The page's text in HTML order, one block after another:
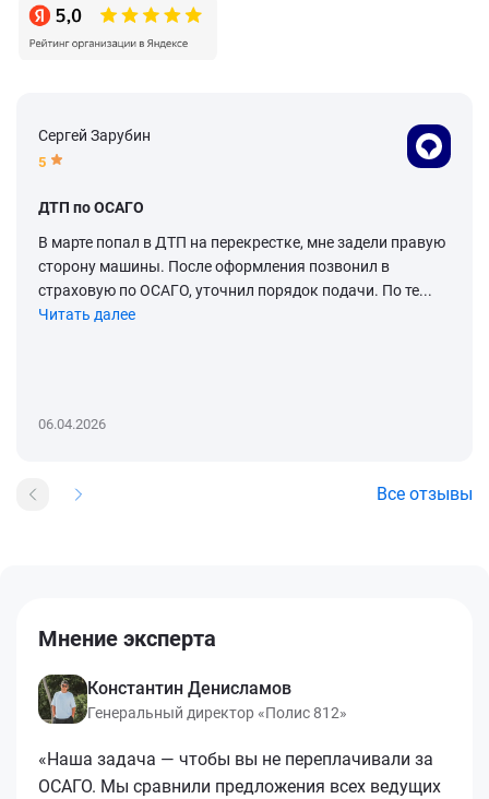
Сергей Зарубин
5
ДТП по ОСАГО
В марте попал в ДТП на перекрестке, мне задели правую
сторону машины. После оформления позвонил в
страховую по ОСАГО, уточнил порядок подачи. По те...
Читать далее
06.04.2026
Все отзывы
Мнение эксперта
Константин Денисламов
Генеральный директор «Полис 812»
«Наша задача — чтобы вы не переплачивали за
ОСАГО. Мы сравнили предложения всех ведущих